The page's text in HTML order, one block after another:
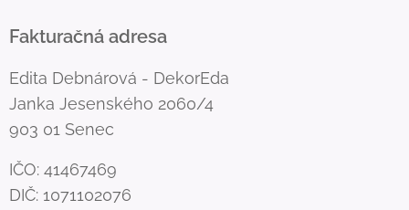
Fakturačná adresa
Edita Debnárová - DekorEda
Janka Jesenského 2060/4
903 01 Senec
IČO: 41467469
DIČ: 1071102076